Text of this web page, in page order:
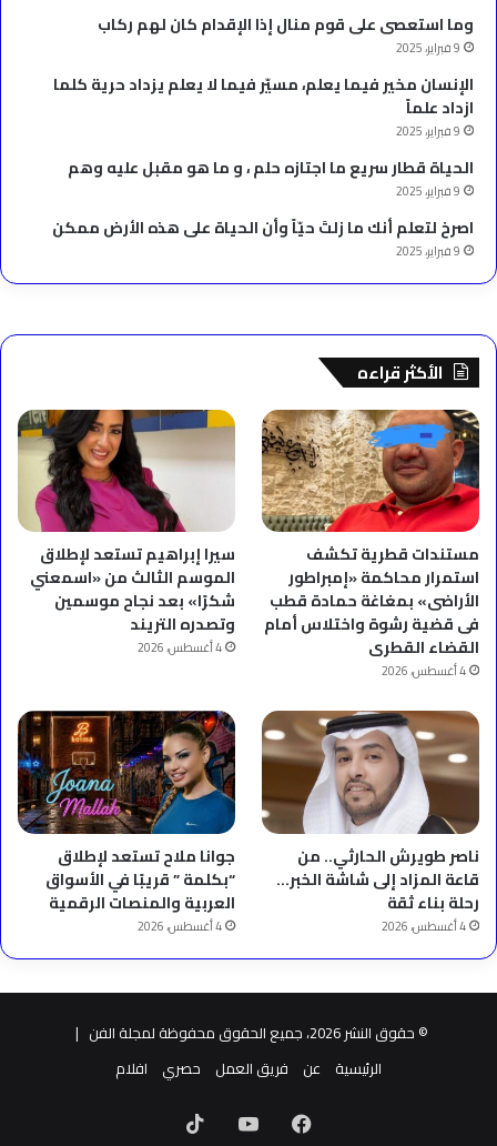
وما استعصى على قوم منال إذا الإقدام كان لهم ركاب
9 فبراير، 2025
الإنسان مخير فيما يعلم، مسيّر فيما لا يعلم يزداد حرية كلما
ازداد علماً
9 فبراير، 2025
الحياة قطار سريع ما اجتازه حلم ، و ما هو مقبل عليه وهم
9 فبراير، 2025
‫اصرخ لتعلم أنك ما زلتَ حيّاً وأن الحياة على هذه الأرض ممكن
9 فبراير، 2025
الأكثر قراءه
مستندات قطرية تكشف
استمرار محاكمة «إمبراطور
الأراضى» بمغاغة حمادة قطب
فى قضية رشوة واختلاس أمام
القضاء القطرى
4 أغسطس، 2026
سيرا إبراهيم تستعد لإطلاق
الموسم الثالث من «اسمعني
شكرًا» بعد نجاح موسمين
وتصدره التريند
4 أغسطس، 2026
ناصر طويرش الحارثي.. من
قاعة المزاد إلى شاشة الخبر…
رحلة بناء ثقة
4 أغسطس، 2026
جوانا ملاح تستعد لإطلاق
“بكلمة ” قريبًا في الأسواق
العربية والمنصات الرقمية
4 أغسطس، 2026
© حقوق النشر 2026، جميع الحقوق محفوظة لمجلة الفن |
الرئيسية
عن فريق العمل حصري افلام
فيسبوك‫YouTube